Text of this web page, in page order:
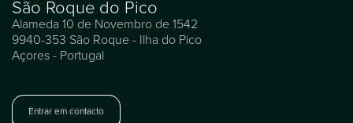
São Roque do Pico
Alameda 10 de Novembro de 1542
9940-353 São Roque - Ilha do Pico
Açores - Portugal
Entrar em contacto